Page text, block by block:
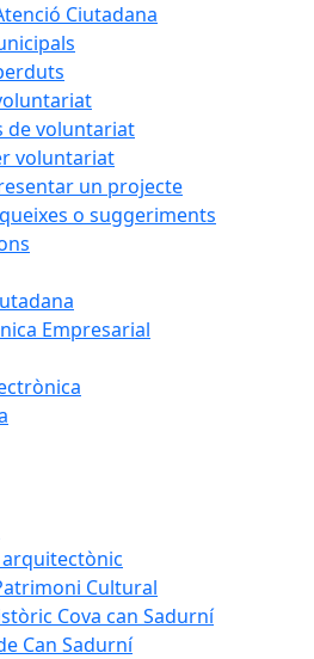
Ciutadana
de voluntariat
voluntariat
un projecte
o suggeriments
Empresarial
Cultural
Cova can Sadurní
Can Sadurní